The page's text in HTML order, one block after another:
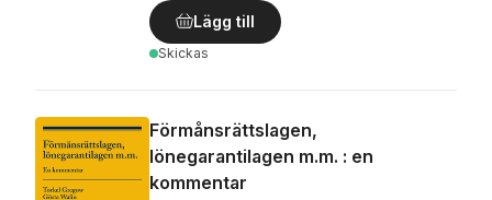
Lägg till
Skickas
Förmånsrättslagen,
lönegarantilagen m.m. : en
kommentar